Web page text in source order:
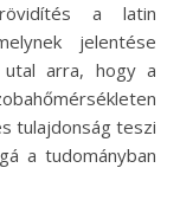
a latin
jelentése
utal arra, hogy a
tulajdonság teszi
a tudományban